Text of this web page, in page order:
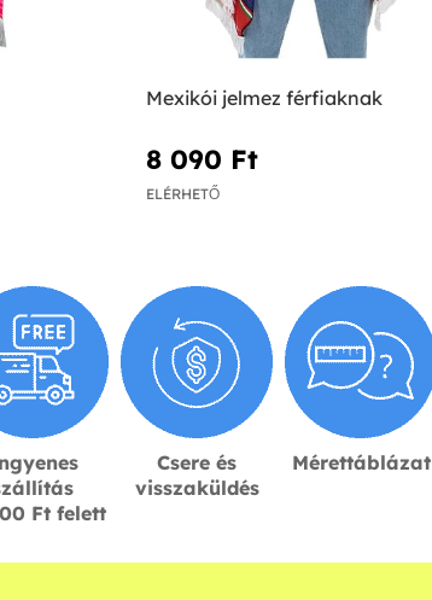
Mexikói jelmez férfiaknak
8 090 Ft‎
ELÉRHETŐ
Ft felett
Csere és
visszaküldés
Mérettáblázat